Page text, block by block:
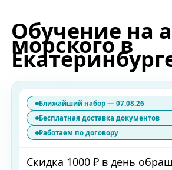
Обучение на
морского в
Ближайший набор — 07.08.26
Бесплатная доставка документов
Работаем по договору
Скидка 1000 ₽ в день